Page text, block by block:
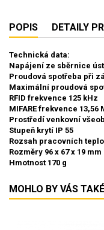
POPIS DETAILY
Technická data:
Napájení ze sběrnice
Proudová spotřeba při
Maximální proudová
RFID frekvence 125 kHz
MIFARE frekvence 13,56
Prostředí venkovní
Stupeň krytí IP 55
Rozsah pracovních
Rozměry 96 x 67 x 19 mm
Hmotnost 170 g
MOHLO BY VÁS